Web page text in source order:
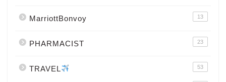
MarriottBonvoy 13
PHARMACIST 23
TRAVEL 53